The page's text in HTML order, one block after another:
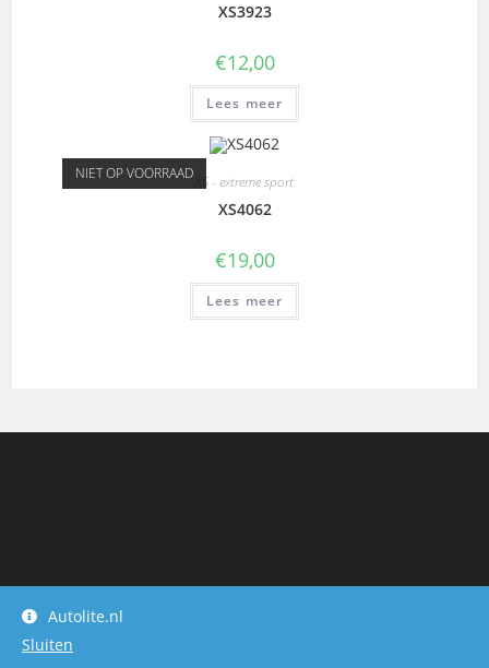
XS3923
€12,00
Lees meer
NIET OP VOORRAAD XS - extreme sport
XS4062
€19,00
Lees meer
Autolite.nl
Sluiten